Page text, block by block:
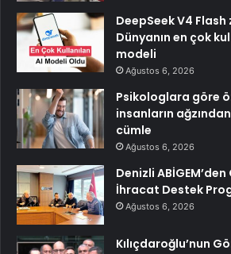
DeepSeek V4
Dünyanın en çok
modeli
Ağustos 6, 2026
Psikologlara göre
insanların
cümle
Ağustos 6, 2026
Denizli
İhracat Destek
Ağustos 6, 2026
Kılıçdaroğlu’nun